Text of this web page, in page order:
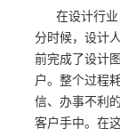
在设计行
分时候，设计
前完成了设计
户。整个过程
信、办事不利
客户手中。在